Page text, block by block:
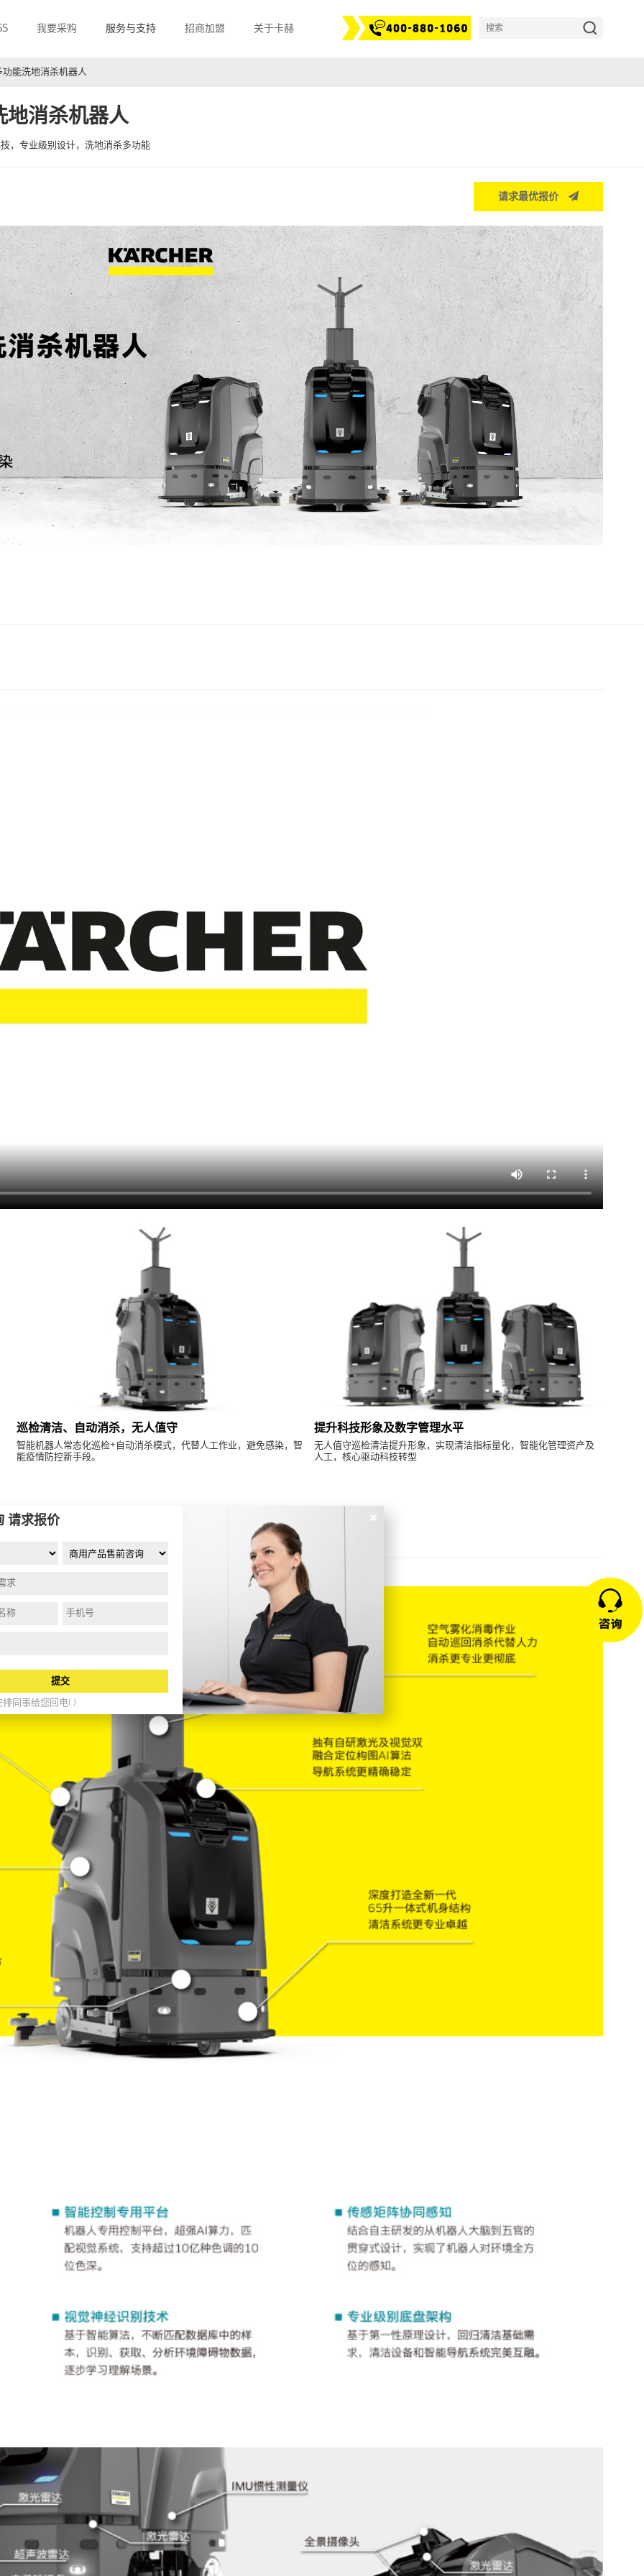
我要采购 服务与支持 招商加盟 关于卡赫
能洗地消杀机器人
消杀机器人
，专业级别设计，洗地消杀多功能
请求最优报价
巡检清洁、自动消杀，无人值守
智能机器人常态化巡检+自动消杀模式，代替人工作业，避免感染，智
能疫情防控新手段。
提升科技形象及数字管理水平
无人值守巡检清洁提升形象，实现清洁指标量化，智能化管理资产及
人工，核心驱动科技转型
请求报价
提交
排同事给您回电( )